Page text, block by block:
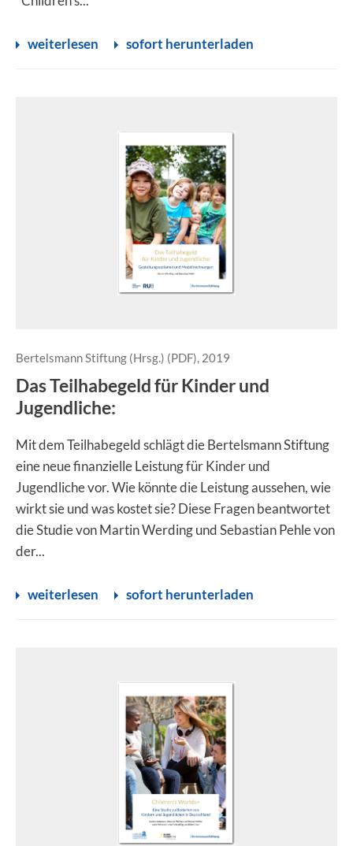
weiterlesen sofort herunterladen
Bertelsmann Stiftung (Hrsg.) (PDF), 2019
Das Teilhabegeld für Kinder und
Jugendliche:
Mit dem Teilhabegeld schlägt die Bertelsmann Stiftung
eine neue finanzielle Leistung für Kinder und
Jugendliche vor. Wie könnte die Leistung aussehen, wie
wirkt sie und was kostet sie? Diese Fragen beantwortet
die Studie von Martin Werding und Sebastian Pehle von
der...
weiterlesen sofort herunterladen